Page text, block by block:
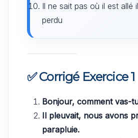
Il ne sait pas où il est allé
perdu
✅ Corrigé Exercice 1
Bonjour, comment vas-
Il pleuvait, nous avons
parapluie.